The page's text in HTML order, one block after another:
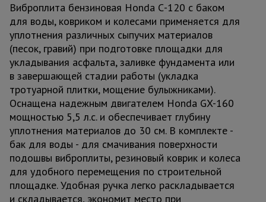
Виброплита бензиновая Honda С-120 с баком
для воды, ковриком и колесами применяется для
уплотнения различных сыпучих материалов
(песок, гравий) при подготовке площадки для
укладывания асфальта, заливке фундамента или
в завершающей стадии работы (укладка
тротуарной плитки, мощение булыжниками).
Оснащена надежным двигателем Honda GX-160
мощностью 5,5 л.с. и обеспечивает глубину
уплотнения материалов до 30 см. В комплекте -
бак для воды - для смачивания поверхности
подошвы виброплиты, резиновый коврик и колеса
для удобного перемещения по строительной
площадке. Удобная ручка легко раскладывается
и складывается, экономит место при